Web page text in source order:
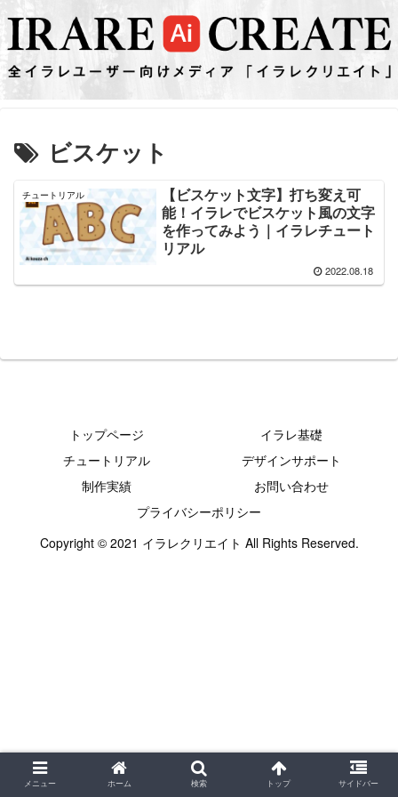
ビスケット
チュートリアル
【ビスケット文字】打ち変え可
能！イラレでビスケット風の文字
を作ってみよう｜イラレチュート
リアル
2022.08.18
トップページ
イラレ基礎
チュートリアル
デザインサポート
制作実績
お問い合わせ
プライバシーポリシー
Copyright © 2021 イラレクリエイト All Rights Reserved.
メニュー ホーム 検索 トップ サイドバー